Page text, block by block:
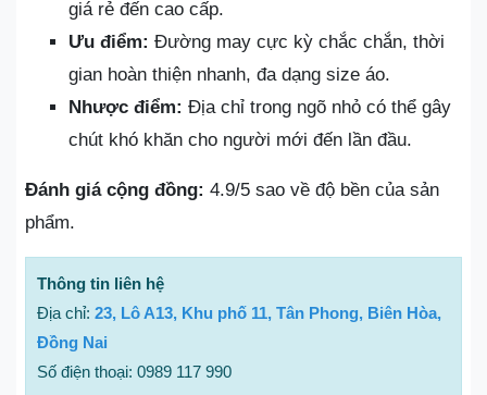
giá rẻ đến cao cấp.
Ưu điểm: Đường may cực kỳ chắc chắn, thời
gian hoàn thiện nhanh, đa dạng size áo.
Nhược điểm: Địa chỉ trong ngõ nhỏ có thể gây
chút khó khăn cho người mới đến lần đầu.
Đánh giá cộng đồng: 4.9/5 sao về độ bền của sản
phẩm.
Thông tin liên hệ
Địa chỉ: 23, Lô A13, Khu phố 11, Tân Phong, Biên Hòa,
Đồng Nai
Số điện thoại: 0989 117 990